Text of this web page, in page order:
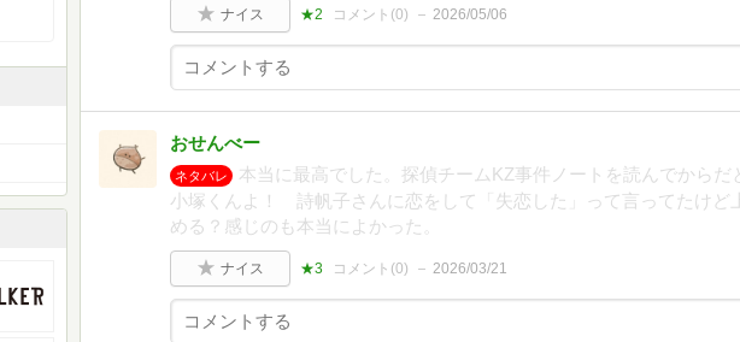
ナイス ★2 コメント(0) 2026/05/06
おせんべー
ネタバレ
本当に最高でした。探偵チームKZ事件ノートを読んでからだ
小塚くんよ！ 詩帆子さんに恋をして「失恋した」って言ってたけど
める？感じのも本当によかった。
ナイス ★3 コメント(0) 2026/03/21